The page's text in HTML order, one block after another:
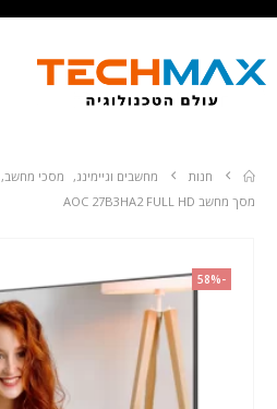
חנות מחשבים וגיימינג, מסכי מחשב,
מסך מחשב AOC 27B3HA2 FULL HD
-58%